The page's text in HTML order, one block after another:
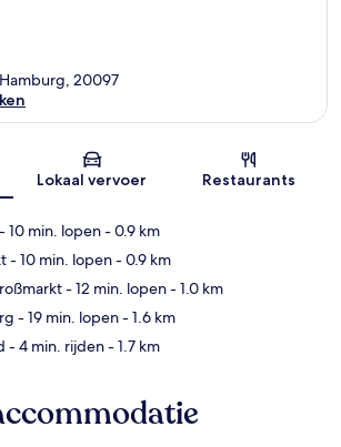
Kaart
20097
Lokaal vervoer Restaurants
- 10 min. lopen- 0.9 km
- 10 min. lopen- 0.9 km
- 12 min. lopen- 1.0 km
- 19 min. lopen- 1.6 km
- 4 min. rijden- 1.7 km